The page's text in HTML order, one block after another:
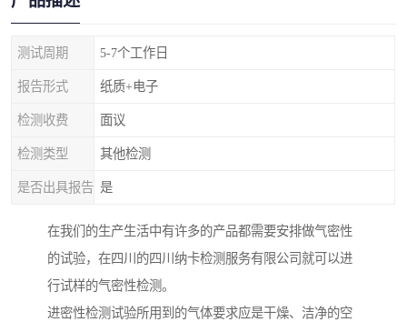
测试周期 5-7个工作日
报告形式 纸质+电子
检测收费 面议
检测类型 其他检测
是否出具报告 是
在我们的生产生活中有许多的产品都需要安排做气密性
的试验，在四川的四川纳卡检测服务有限公司就可以进
行试样的气密性检测。
进密性检测试验所用到的气体要求应是干燥、洁净的空